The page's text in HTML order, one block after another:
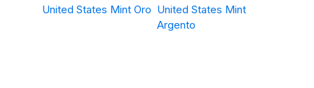
United States Mint Oro United States Mint
Argento